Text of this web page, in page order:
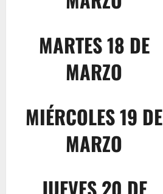
MARTES 18 DE
MARZO
MIÉRCOLES 19 DE
MARZO
JUEVES 20 DE